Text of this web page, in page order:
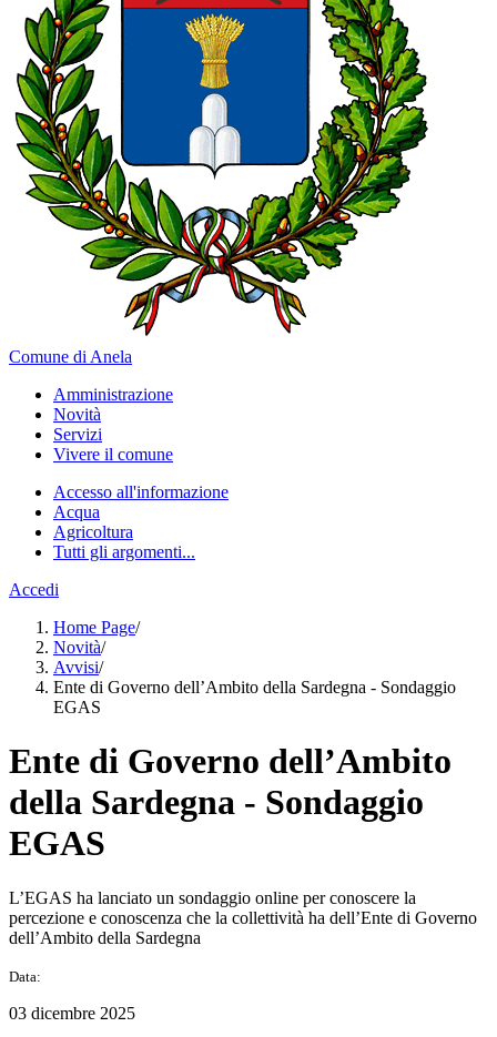
Comune di Anela
Amministrazione
Novità
Servizi
Vivere il comune
Accesso all'informazione
Acqua
Agricoltura
Tutti gli argomenti...
Accedi
Home Page/
Novità/
Avvisi/
Ente di Governo dell’Ambito della Sardegna - Sondaggio
EGAS
Ente di Governo dell’Ambito
della Sardegna - Sondaggio
EGAS
L’EGAS ha lanciato un sondaggio online per conoscere la
percezione e conoscenza che la collettività ha dell’Ente di Governo
dell’Ambito della Sardegna
Data:
03 dicembre 2025